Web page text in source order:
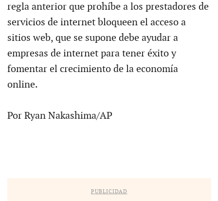
regla anterior que prohíbe a los prestadores de
servicios de internet bloqueen el acceso a
sitios web, que se supone debe ayudar a
empresas de internet para tener éxito y
fomentar el crecimiento de la economía
online.
Por Ryan Nakashima/AP
PUBLICIDAD